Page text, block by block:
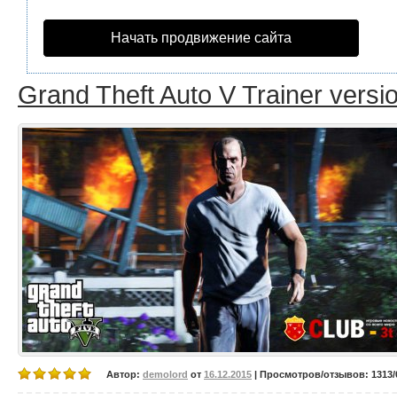
Начать продвижение сайта
Grand Theft Auto V Trainer
Автор: demolord от 16.12.2015 | Просмотров/отзывов: 1313/